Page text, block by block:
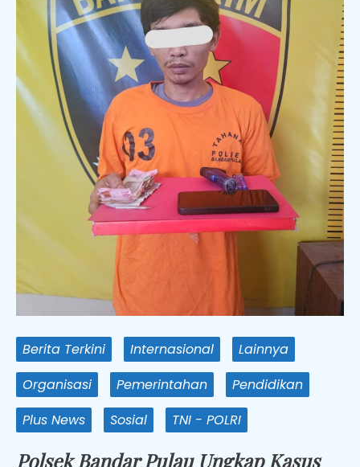
Berita Terkini Internasional
Lainnya
Organisasi
Pemerintahan
Pendidikan
Plus News
Sosial TNI - POLRI
Polsek Bandar Pulau Ungkap Kasus